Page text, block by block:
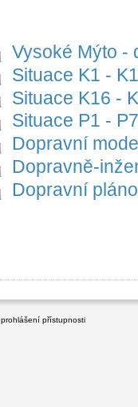
Vysoké Mýto -
Situace K1 -
Situace K16 -
Situace P1 - P7
Dopravní
Dopravně-
Dopravní
prohlášení přístupnosti